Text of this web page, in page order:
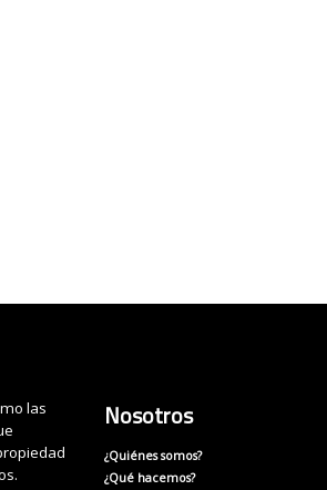
las
Nosotros
¿Quiénes somos?
¿Qué hacemos?